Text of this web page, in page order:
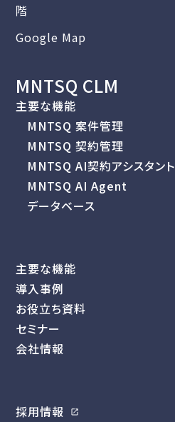
階
Google Map
MNTSQ CLM
主要な機能
MNTSQ 案件管理
MNTSQ 契約管理
MNTSQ AI契約アシスタント
MNTSQ AI Agent
データベース
主要な機能
導入事例
お役立ち資料
セミナー
会社情報
採用情報